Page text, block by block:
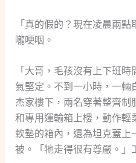
「真的假的？現在凌晨兩
嚨哽咽。
「大哥，毛孩沒有上下班
氣堅定。不到一小時，一輛
杰家樓下，兩名穿著整齊制
和專用運輸箱上樓，動作輕
軟墊的箱內，還為坦克蓋上
被。「牠走得很有尊嚴。」